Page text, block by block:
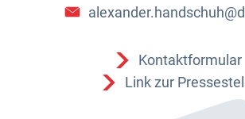
Kontaktformular
Link zur